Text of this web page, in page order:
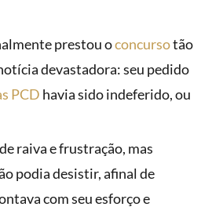
prestou oconcursotão
devastadora: seu pedido
PCD havia sido indeferido, ou
raiva e frustração, mas
podia desistir, afinal de
com seu esforço e